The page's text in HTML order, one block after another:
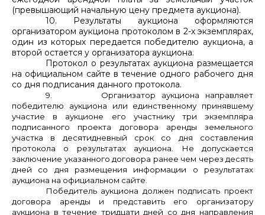
(превышающий начальную цену предмета аукциона).
10. Результаты аукциона оформляются
организатором аукциона протоколом в 2-х экземплярах,
один из которых передается победителю аукциона, а
второй остается у организатора аукциона.
Протокол о результатах аукциона размещается
на официальном сайте в течение одного рабочего дня
со дня подписания данного протокола.
9.
Организатор аукциона направляет
победителю аукциона или единственному принявшему
участие в аукционе его участнику три экземпляра
подписанного проекта договора аренды земельного
участка в десятидневный срок со дня составления
протокола о результатах аукциона.
Не допускается
заключение указанного договора ранее чем через десять
дней со дня размещения информации о результатах
аукциона на официальном сайте.
Победитель аукциона должен подписать проект
договора аренды и представить его организатору
аукциона в течение тридцати дней со дня направления